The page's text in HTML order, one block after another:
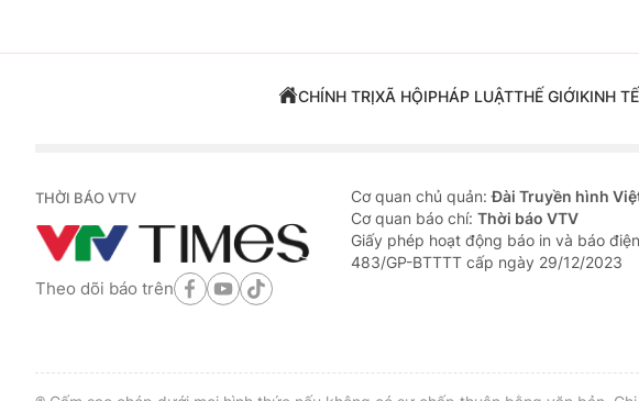
CHÍNH TRỊXÃ HỘIPHÁP LUẬTTHẾ GIỚIKINH TẾ
THỜI BÁO VTV
Theo dõi báo trên
Cơ quan chủ quản:Đài Truyền hình
Cơ quan báo chí: Thời báo VTV
Giấy phép hoạt động báo in và báo
483/GP-BTTTT cấp ngày 29/12/2023